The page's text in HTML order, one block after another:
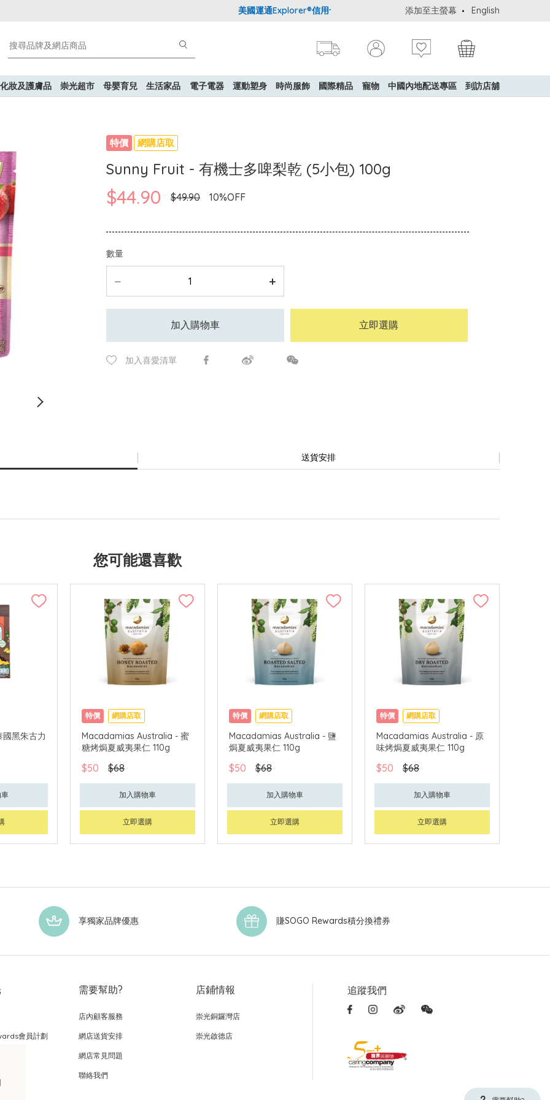
美國運通Explorer®信用卡會員購物禮遇：高達5%簽賬回贈！ 購買一般貨品(冷凍
添加至主螢幕 English
化妝及護膚品 崇光超市 母嬰育兒 生活家品 電子電器 運動塑身 時尚服飾 國際精品 寵物 中國內地配送專區 到訪店舖
特價 網購店取
Sunny Fruit - 有機士多啤梨乾 (5小包) 100g
$44.90 $49.90 10%OFF
數量
加入購物車 立即選購
加入喜愛清單
送貨安排
您可能還喜歡
黑朱古力
特價 網購店取
Macadamias Australia - 蜜
糖烤焗夏威夷果仁 110g
$50 $68
加入購物車
立即選購
特價 網購店取
Macadamias Australia - 鹽
焗夏威夷果仁 110g
$50 $68
加入購物車
立即選購
特價 網購店取
Macadamias Australia - 原
味烤焗夏威夷果仁 110g
$50 $68
加入購物車
立即選購
享獨家品牌優惠 賺SOGO Rewards積分換禮券
會員計劃
需要幫助?
店內顧客服務
網店送貨安排
網店常見問題
聯絡我們
店鋪情報
崇光銅鑼灣店
崇光啟德店
追蹤我們